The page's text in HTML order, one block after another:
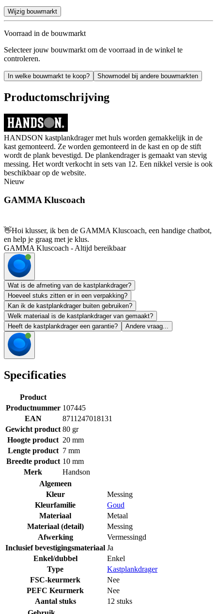
Wijzig bouwmarkt
Voorraad in de bouwmarkt
Selecteer jouw bouwmarkt om de voorraad in de winkel te
controleren.
In welke bouwmarkt te koop? Showmodel bij andere bouwmarkten
Productomschrijving
HANDSON kastplankdrager met huls worden gemakkelijk in de
kast gemonteerd. Ze worden gemonteerd in de kast en op de stift
wordt de plank bevestigd. De plankendrager is gemaakt van stevig
messing. Het wordt verkocht in sets van 12. Een nikkel versie is ook
beschikbaar op de website.
Nieuw
GAMMA Kluscoach
👋Hoi klusser, ik ben de GAMMA Kluscoach, een handige chatbot,
en help je graag met je klus.
GAMMA Kluscoach - Altijd bereikbaar
Wat is de afmeting van de kastplankdrager?
Hoeveel stuks zitten er in een verpakking?
Kan ik de kastplankdrager buiten gebruiken?
Welk materiaal is de kastplankdrager van gemaakt?
Heeft de kastplankdrager een garantie?
Andere vraag...
Specificaties
Product
Productnummer 107445
EAN
8711247018131
Gewicht product 80 gr
Hoogte product 20 mm
Lengte product 7 mm
Breedte product 10 mm
Merk
Handson
Algemeen
Kleur
Messing
Kleurfamilie
Goud
Materiaal
Metaal
Materiaal (detail)
Messing
Afwerking
Vermessingd
Inclusief bevestigingsmateriaal Ja
Enkel/dubbel
Enkel
Type
Kastplankdrager
FSC-keurmerk
Nee
PEFC Keurmerk
Nee
Aantal stuks
12 stuks